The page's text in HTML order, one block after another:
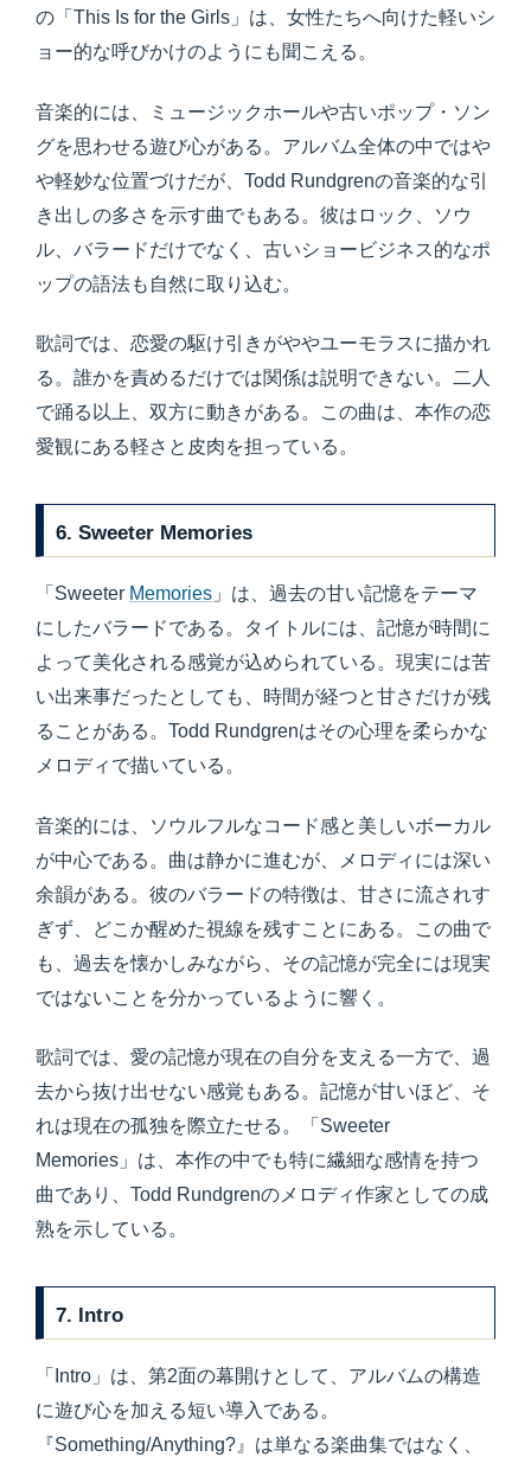
の「This Is for the Girls」は、女性たちへ向けた軽いシ
ョー的な呼びかけのようにも聞こえる。
音楽的には、ミュージックホールや古いポップ・ソン
グを思わせる遊び心がある。アルバム全体の中ではや
や軽妙な位置づけだが、Todd Rundgrenの音楽的な引
き出しの多さを示す曲でもある。彼はロック、ソウ
ル、バラードだけでなく、古いショービジネス的なポ
ップの語法も自然に取り込む。
歌詞では、恋愛の駆け引きがややユーモラスに描かれ
る。誰かを責めるだけでは関係は説明できない。二人
で踊る以上、双方に動きがある。この曲は、本作の恋
愛観にある軽さと皮肉を担っている。
6. Sweeter Memories
「Sweeter Memories 」は、過去の甘い記憶をテーマ
にしたバラードである。タイトルには、記憶が時間に
よって美化される感覚が込められている。現実には苦
い出来事だったとしても、時間が経つと甘さだけが残
ることがある。Todd Rundgrenはその心理を柔らかな
メロディで描いている。
音楽的には、ソウルフルなコード感と美しいボーカル
が中心である。曲は静かに進むが、メロディには深い
余韻がある。彼のバラードの特徴は、甘さに流されす
ぎず、どこか醒めた視線を残すことにある。この曲で
も、過去を懐かしみながら、その記憶が完全には現実
ではないことを分かっているように響く。
歌詞では、愛の記憶が現在の自分を支える一方で、過
去から抜け出せない感覚もある。記憶が甘いほど、そ
れは現在の孤独を際立たせる。「Sweeter
Memories」は、本作の中でも特に繊細な感情を持つ
曲であり、Todd Rundgrenのメロディ作家としての成
熟を示している。
7. Intro
「Intro」は、第2面の幕開けとして、アルバムの構造
に遊び心を加える短い導入である。
『Something/Anything?』は単なる楽曲集ではなく、